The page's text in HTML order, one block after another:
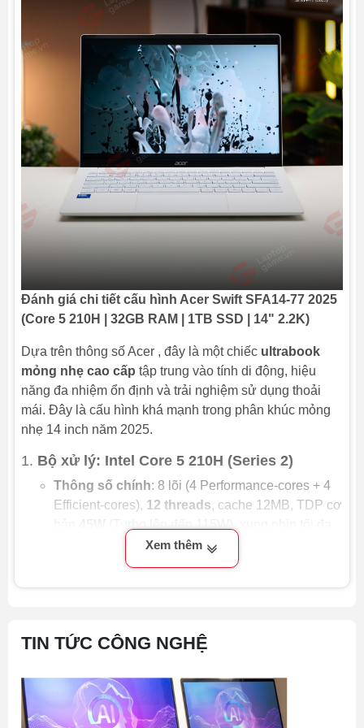
~1kg
Đánh giá chi tiết cấu hình Acer Swift SFA14-77 2025
(Core 5 210H | 32GB RAM | 1TB SSD | 14" 2.2K)
Dựa trên thông số Acer , đây là một chiếc ultrabook
mỏng nhẹ cao cấp tập trung vào tính di động, hiệu
năng đa nhiệm ổn định và trải nghiệm sử dụng thoải
mái. Đây là cấu hình khá mạnh trong phân khúc mỏng
nhẹ 14 inch năm 2025.
1. Bộ xử lý: Intel Core 5 210H (Series 2)
Thông số chính: 8 lõi (4 Performance-cores + 4
Efficient-cores), 12 threads, cache 12MB, TDP cơ
Đây là CPU thuộc thế hệ mới (rebrand/refreshed
Xem thêm
TIN TỨC CÔNG NGHỆ